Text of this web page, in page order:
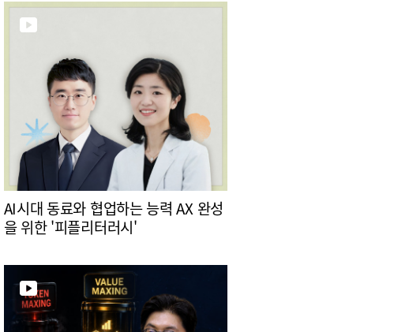
AI시대 동료와 협업하는 능력 AX 완성
을 위한 '피플리터러시'